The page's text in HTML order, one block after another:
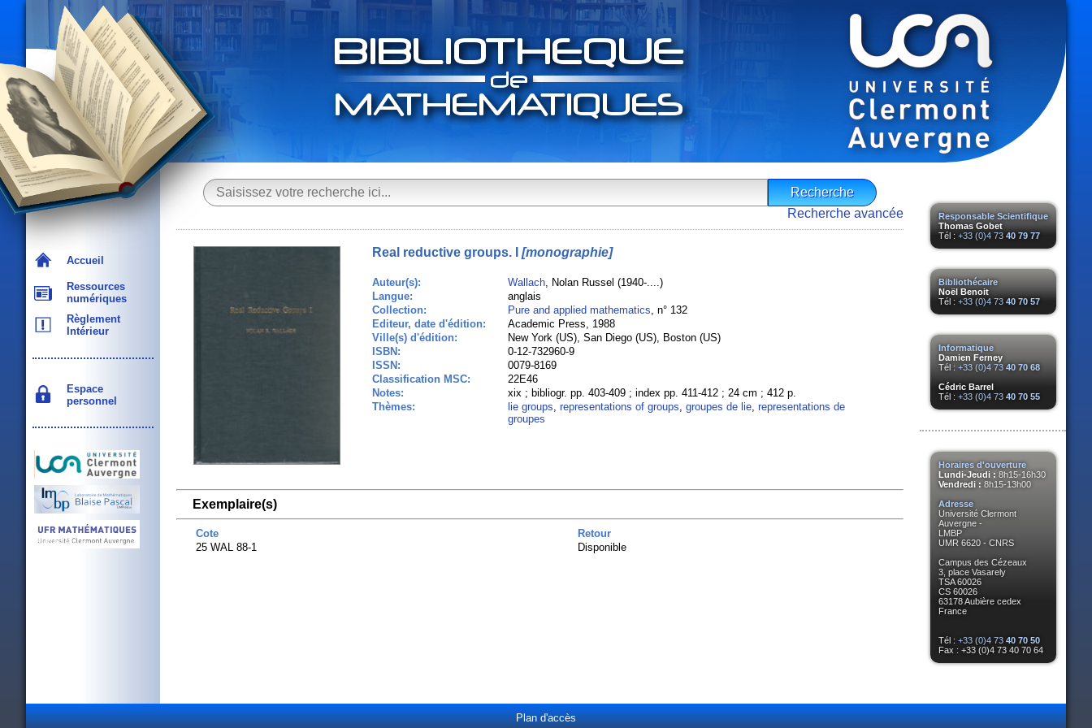
Accueil
Ressources
numériques
Règlement
Intérieur
Espace
personnel
Responsable Scientifique
Thomas Gobet
Tél : +33 (0)4 73 40 79 77
Bibliothécaire
Noël Benoit
Tél : +33 (0)4 73 40 70 57
Informatique
Damien Ferney
Tél : +33 (0)4 73 40 70 68
Cédric Barrel
Tél : +33 (0)4 73 40 70 55
Horaires d'ouverture
Lundi-Jeudi : 8h15-16h30
Vendredi : 8h15-13h00
Adresse
Université Clermont
Auvergne -
LMBP
UMR 6620 - CNRS
Campus des Cézeaux
3, place Vasarely
TSA 60026
CS 60026
63178 Aubière cedex
France
Tél : +33 (0)4 73 40 70 50
Fax : +33 (0)4 73 40 70 64
Recherche avancée
Real reductive groups. I [monographie]
Auteur(s): Wallach, Nolan Russel (1940-....)
Langue:
anglais
Collection:
Pure and applied mathematics, n° 132
Editeur, date d'édition:
Academic Press, 1988
Ville(s) d'édition:
New York (US), San Diego (US), Boston (US)
ISBN:
0-12-732960-9
ISSN:
0079-8169
Classification MSC:
22E46
Notes:
xix ; bibliogr. pp. 403-409 ; index pp. 411-412 ; 24 cm ; 412 p.
Thèmes:
lie groups, representations of groups, groupes de lie, representations de
groupes
Exemplaire(s)
Cote
Retour
25 WAL 88-1
Disponible
Plan d'accès